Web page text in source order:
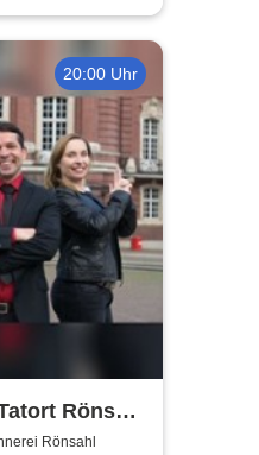
20:00 Uhr
Rönsahl
Rönsahl